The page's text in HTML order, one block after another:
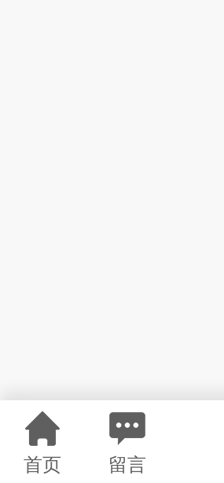
首页 留言